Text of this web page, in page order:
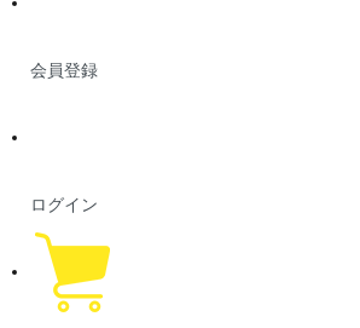
会員登録
ログイン